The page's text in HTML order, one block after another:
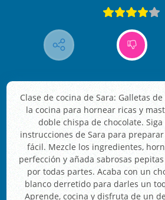
Clase de cocina de Sara: Galletas
la cocina para hornear ricas y
doble chispa de chocolate. Siga
instrucciones de Sara para
fácil. Mezcle los ingredientes,
perfección y añada sabrosas
por todas partes. Acaba con un
blanco derretido para darles un
Aprende, cocina y disfruta de un